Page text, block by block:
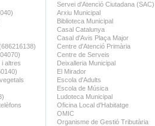
i altres
Servei d'Atenció Ciutadana (SAC)
Arxiu Municipal
Biblioteca Municipal
Casal Catalunya
Casal d'Avis Plaça Major
Centre d'Atenció Primària
Centre de Serveis
Deixalleria Municipal
El Mirador
Escola d'Adults
Escola de Música
Ludoteca Municipal
Oficina Local d'Habitatge
OMIC
Organisme de Gestió Tributària